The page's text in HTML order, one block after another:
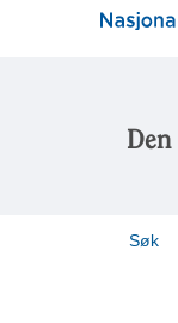
Søk